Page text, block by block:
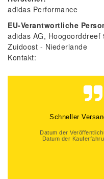
adidas Performance
EU-Verantwortliche
adidas AG Hoogoorddreef
Zuidoost
Niederlande
Kontakt:
Gute Beratung, auch
Datum der